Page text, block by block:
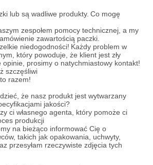
lub są wadliwe produkty. Co mogę
zespołem pomocy technicznej, a my
zawartością paczki.
niedogodności! Każdy problem w
który powoduje, że klient jest zły
prosimy o natychmiastowy kontakt!
szczęśliwi
razem!
że nasz produkt jest wytwarzany
jakości?
ci własnego agenta, który pomoże ci
produkcji
na bieżąco informować Cię o
takich jak opakowania, uchwyty,
przesyłam rzeczywiste zdjęcia tych